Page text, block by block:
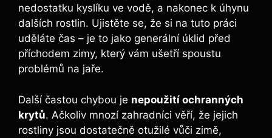
nedostatku kyslíku ve vodě, a nakonec k úhynu
dalších rostlin. Ujistěte se, že si na tuto práci
uděláte čas – je to jako generální úklid před
příchodem zimy, který vám ušetří spoustu
problémů na jaře.
Další častou chybou je nepoužití ochranných
krytů. Ačkoliv mnozí zahradníci věří, že jejich
rostliny jsou dostatečně otužilé vůči zimě,